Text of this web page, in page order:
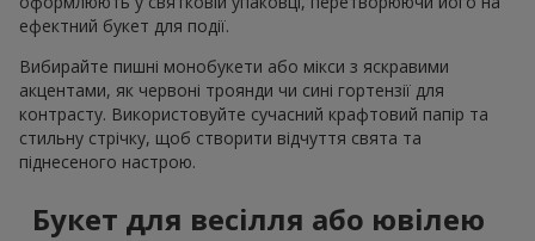
ефектний букет для події.
Вибирайте пишні монобукети або мікси з яскравими
акцентами, як червоні троянди чи сині гортензії для
контрасту. Використовуйте сучасний крафтовий папір та
стильну стрічку, щоб створити відчуття свята та
піднесеного настрою.
Букет для весілля або ювілею